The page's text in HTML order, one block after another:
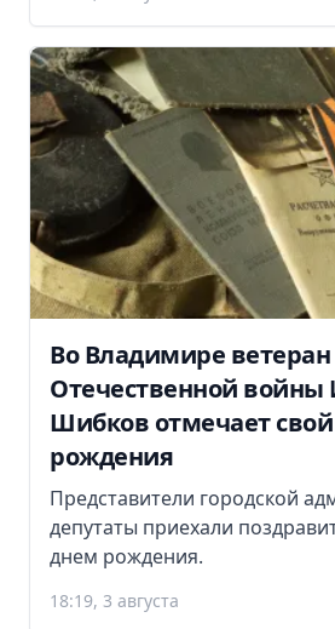
Во Владимире
Отечественной войны
Шибков отмечает свой
рождения
Представители городской
депутаты приехали
днем рождения.
18:19, 3 августа